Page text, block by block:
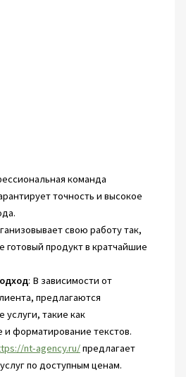
команда
точность и высокое
свою работу так,
готовый продукт в кратчайшие
: В зависимости от
предлагаются
такие как
и форматирование текстов.
nt-agency.ru/предлагает
по доступным ценам.